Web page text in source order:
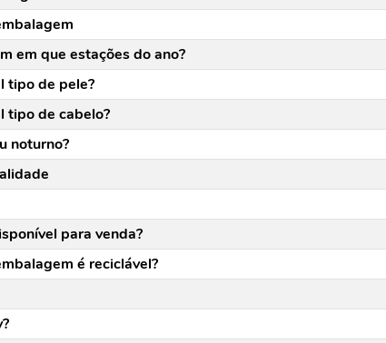
em que estações do ano?
tipo de pele?
tipo de cabelo?
noturno?
para venda?
é reciclável?